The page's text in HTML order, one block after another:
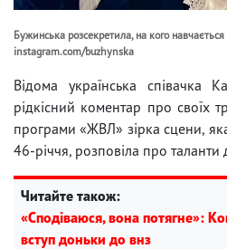
Бужинська розсекретила, на кого
instagram.com/buzhynska
Відома українська співачка
рідкісний коментар про своїх
програми «ЖВЛ» зірка сцени,
46-річчя, розповіла про таланти
Читайте також:
«Сподіваюся, вона потягне»:
вступ доньки до внз